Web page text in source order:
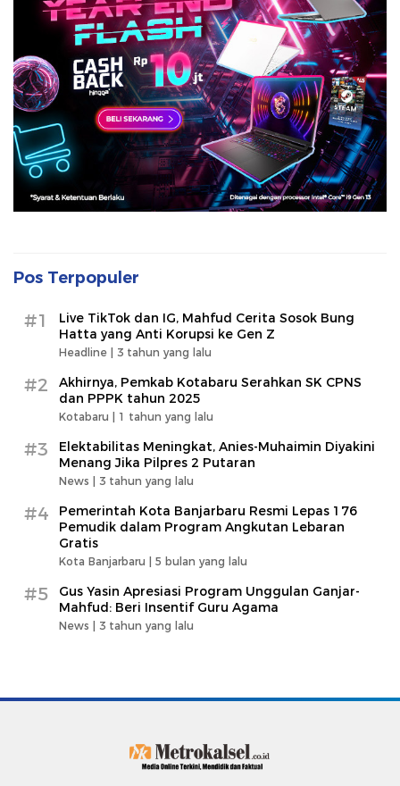
Pos Terpopuler
#1
Live TikTok dan IG, Mahfud Cerita Sosok Bung
Hatta yang Anti Korupsi ke Gen Z
Headline | 3 tahun yang lalu
#2
Akhirnya, Pemkab Kotabaru Serahkan SK CPNS
dan PPPK tahun 2025
Kotabaru | 1 tahun yang lalu
#3
Elektabilitas Meningkat, Anies-Muhaimin Diyakini
Menang Jika Pilpres 2 Putaran
News | 3 tahun yang lalu
#4
Pemerintah Kota Banjarbaru Resmi Lepas 176
Pemudik dalam Program Angkutan Lebaran
Gratis
Kota Banjarbaru | 5 bulan yang lalu
#5
Gus Yasin Apresiasi Program Unggulan Ganjar-
Mahfud: Beri Insentif Guru Agama
News | 3 tahun yang lalu